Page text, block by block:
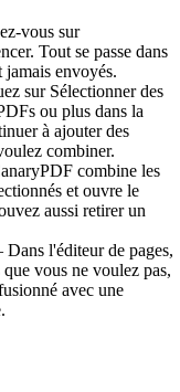
vous sur
Tout se passe dans
envoyés.
sur Sélectionner des
ou plus dans la
à ajouter des
combiner.
combine les
et ouvre le
aussi retirer un
Dans l'éditeur de pages,
vous ne voulez pas,
avec une